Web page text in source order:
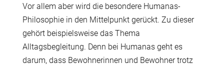
Vor allem aber wird die besondere Humanas-
Philosophie in den Mittelpunkt gerückt. Zu dieser
gehört beispielsweise das Thema
Alltagsbegleitung. Denn bei Humanas geht es
darum, dass Bewohnerinnen und Bewohner trotz